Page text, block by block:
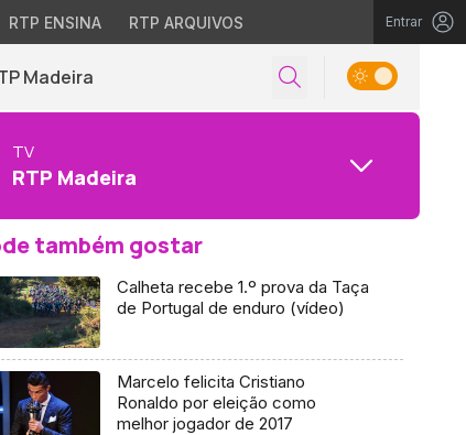
RTP ENSINA RTP ARQUIVOS Entrar
Madeira
TV
RTP Madeira
também gostar
Calheta recebe 1.º prova da Taça
de Portugal de enduro (vídeo)
Marcelo felicita Cristiano
Ronaldo por eleição como
melhor jogador de 2017